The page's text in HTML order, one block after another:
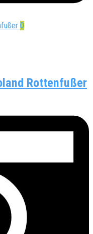
0
Rottenfußer